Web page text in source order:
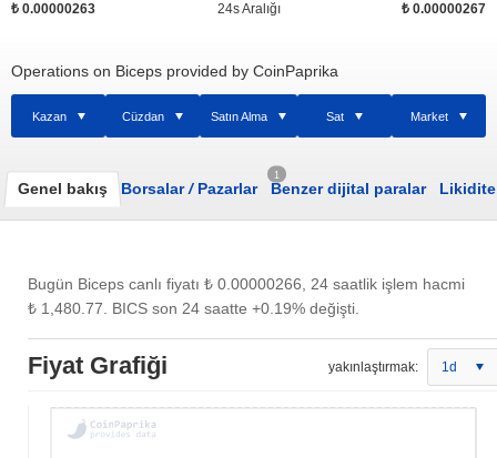
₺ 0.00000263 24s Aralığı ₺ 0.00000267
Operations on Biceps provided by CoinPaprika
Kazan Cüzdan Satın Alma Sat Market
Genel bakış Borsalar/Pazarlar
1
Benzer dijital paralar Likidite
Bugün Biceps canlı fiyatı ₺ 0.00000266 , 24 saatlik işlem hacmi
₺ 1,480.77 . BICS son 24 saatte +0.19% değişti.
Fiyat Grafiği yakınlaştırmak: 1d